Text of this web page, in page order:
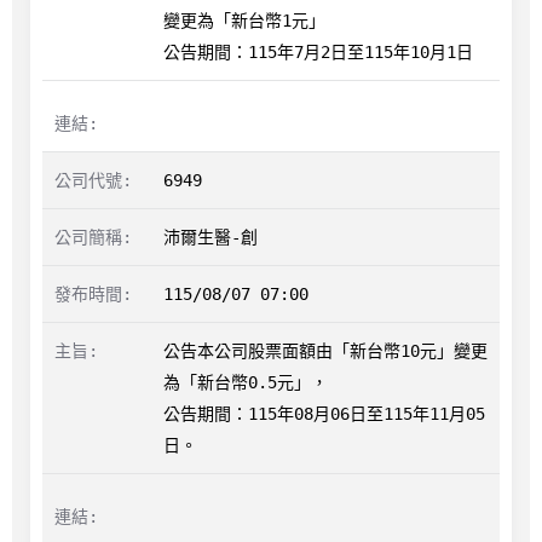
變更為「新台幣1元」
公告期間：115年7月2日至115年10月1日
6949
沛爾生醫-創
115/08/07 07:00
公告本公司股票面額由「新台幣10元」變更
為「新台幣0.5元」，
公告期間：115年08月06日至115年11月05
日。